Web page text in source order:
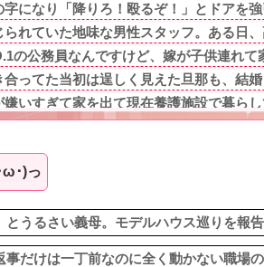
になり「降りろ！殴るぞ！」とドアを
れていた地味な男性スタッフ。ある日
の公務員なんですけど、嫁が子供連れて
合ってた当初は逞しく見えた旦那も、結
いすぎて家を出て現在養護施設で暮ら
こう」と誘いに来たがいつも「お金を使
ま」と決めつけ嫌味を言ってきた友人、
られていた地味な男性スタッフ。ある日、
てるんだけど、義両親が旅行や趣味に勤
ω･)っ
とうるさい義母。モデルハウス巡りを報
事だけは一丁前なのに全く動かない職